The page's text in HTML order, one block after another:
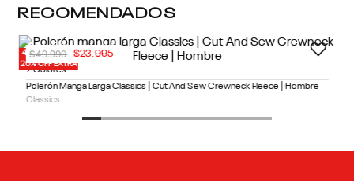
RECOMENDADOS
40% OFF
20% OFF EXTRA